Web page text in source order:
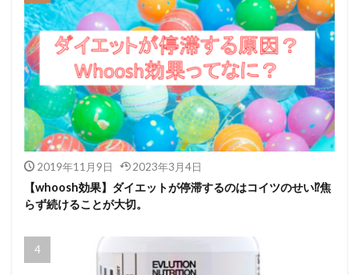
2019年11月9日 2023年3月4日
【whoosh効果】ダイエットが停滞するのはコイツのせい⁉焦
らず続けることが大切。